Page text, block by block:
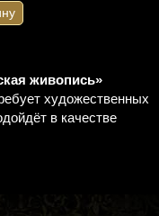
живопись»
художественных
в качестве